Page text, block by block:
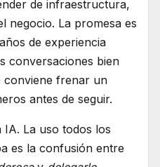
de infraestructura,
negocio. La promesa es
de experiencia
conversaciones bien
frenar un
antes de seguir.
La uso todos los
es la confusión entre